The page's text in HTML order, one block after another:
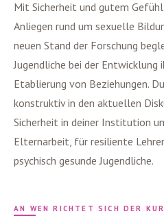
Mit Sicherheit und gutem
Anliegen rund um sexuelle
neuen Stand der Forschung
Jugendliche bei der
Etablierung von Beziehungen.
konstruktiv in den aktuellen
Sicherheit in deiner Institution
Elternarbeit, für resiliente
psychisch gesunde Jugendliche.
AN WEN RICHTET SICH DER